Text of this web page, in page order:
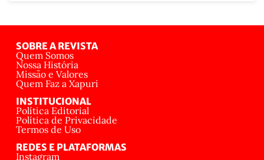
SOBRE A REVISTA
Quem Somos
Nossa História
Missão e Valores
Quem Faz a Xapuri
INSTITUCIONAL
Política Editorial
Política de Privacidade
Termos de Uso
REDES E PLATAFORMAS
Instagram